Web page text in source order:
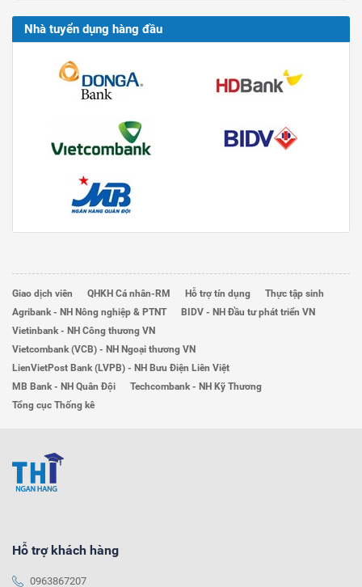
Nhà tuyển dụng hàng đầu
Giao dịch viên QHKH Cá nhân-RM Hỗ trợ tín dụng
Thực tập sinh
Agribank - NH Nông nghiệp & PTNT
BIDV - NH Đầu tư phát triển VN
Vietinbank - NH Công thương VN
Vietcombank (VCB) - NH Ngoại thương VN
LienVietPost Bank (LVPB) - NH Bưu Điện Liên Việt
MB Bank - NH Quân Đội
Techcombank - NH Kỹ Thương
Tổng cục Thống kê
Hỗ trợ khách hàng
0963867207